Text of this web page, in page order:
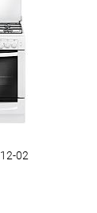
02